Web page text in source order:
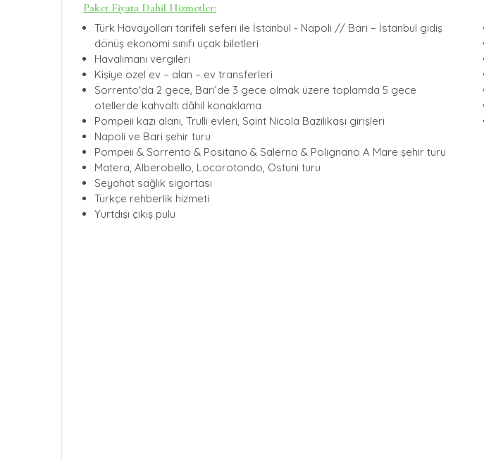
Paket Fiyata Dahil Hizmetler:
Türk Havayolları tarifeli seferi ile İstanbul - Napoli // Bari – İstanbul gidiş
dönüş ekonomi sınıfı uçak biletleri
Havalimanı vergileri
Kişiye özel ev – alan – ev transferleri
Sorrento'da 2 gece, Bari’de 3 gece olmak üzere toplamda 5 gece
otellerde kahvaltı dâhil konaklama
Pompeii kazı alanı, Trulli evleri, Saint Nicola Bazilikası girişleri
Napoli ve Bari şehir turu
Pompeii & Sorrento & Positano & Salerno & Polignano A Mare şehir turu
Matera, Alberobello, Locorotondo, Ostuni turu
Seyahat sağlık sigortası
Türkçe rehberlik hizmeti
Yurtdışı çıkış pulu